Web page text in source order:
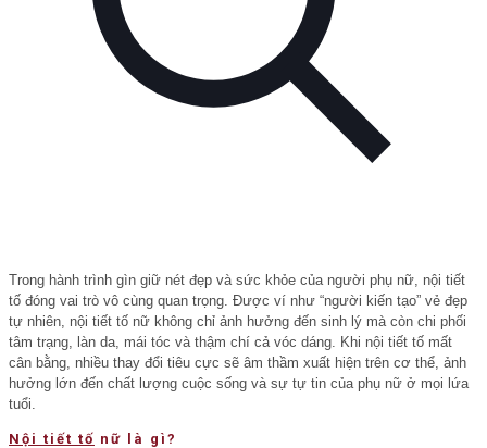
Trong hành trình gìn giữ nét đẹp và sức khỏe của người phụ nữ, nội tiết
tố đóng vai trò vô cùng quan trọng. Được ví như “người kiến tạo” vẻ đẹp
tự nhiên, nội tiết tố nữ không chỉ ảnh hưởng đến sinh lý mà còn chi phối
tâm trạng, làn da, mái tóc và thậm chí cả vóc dáng. Khi nội tiết tố mất
cân bằng, nhiều thay đổi tiêu cực sẽ âm thầm xuất hiện trên cơ thể, ảnh
hưởng lớn đến chất lượng cuộc sống và sự tự tin của phụ nữ ở mọi lứa
tuổi.
Nội tiết tố nữ là gì?